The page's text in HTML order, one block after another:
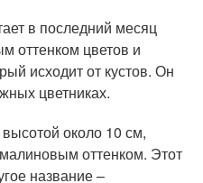
в последний месяц
оттенком цветов и
исходит от кустов. Он
цветниках.
около 10 см,
оттенком. Этот
название –